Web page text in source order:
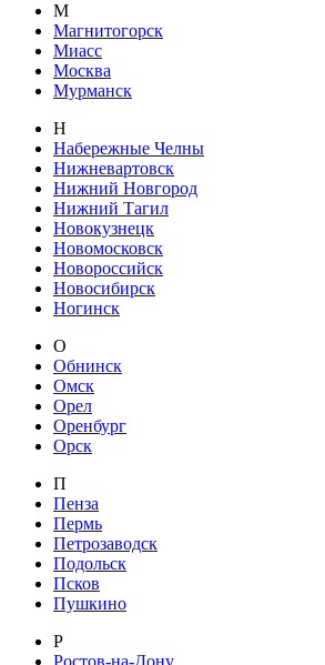
М
Магнитогорск
Миасс
Москва
Мурманск
Н
Набережные Челны
Нижневартовск
Нижний Новгород
Нижний Тагил
Новокузнецк
Новомосковск
Новороссийск
Новосибирск
Ногинск
О
Обнинск
Омск
Орел
Оренбург
Орск
П
Пенза
Пермь
Петрозаводск
Подольск
Псков
Пушкино
Р